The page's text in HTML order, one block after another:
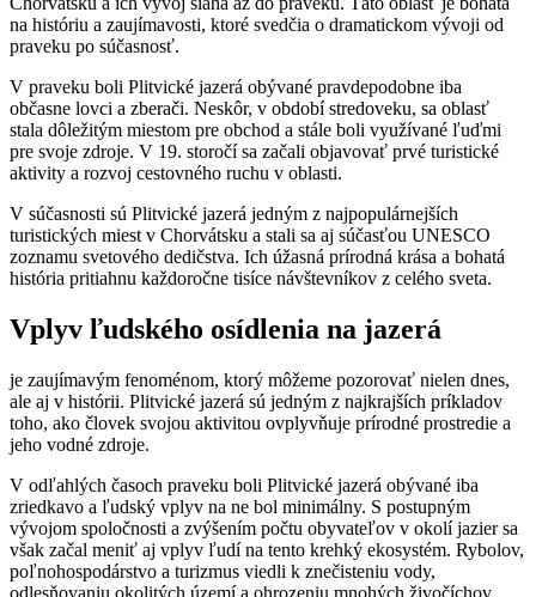
na históriu a zaujímavosti, ktoré svedčia o dramatickom vývoji od
praveku po súčasnosť.
V praveku boli Plitvické jazerá obývané pravdepodobne iba
občasne lovci a zberači. Neskôr, v období stredoveku, sa oblasť
stala dôležitým miestom pre obchod a stále boli využívané ľuďmi
pre svoje zdroje. V 19. storočí sa začali objavovať prvé turistické
aktivity a rozvoj cestovného ruchu v oblasti.
V súčasnosti sú Plitvické jazerá jedným z najpopulárnejších
turistických miest v Chorvátsku a stali sa aj súčasťou UNESCO
zoznamu svetového dedičstva. Ich úžasná prírodná krása a bohatá
história pritiahnu každoročne tisíce návštevníkov z celého sveta.
Vplyv ľudského osídlenia na jazerá
je zaujímavým fenoménom, ktorý môžeme pozorovať nielen dnes,
ale aj v histórii. Plitvické jazerá sú jedným z najkrajších príkladov
toho, ako človek svojou aktivitou ovplyvňuje prírodné prostredie a
jeho vodné zdroje.
V odľahlých časoch praveku boli Plitvické jazerá obývané iba
zriedkavo a ľudský vplyv na ne bol minimálny. S postupným
vývojom spoločnosti a zvýšením počtu obyvateľov v okolí jazier sa
však začal meniť aj vplyv ľudí na tento krehký ekosystém. Rybolov,
poľnohospodárstvo a turizmus viedli k znečisteniu vody,
odlesňovaniu okolitých území a ohrozeniu mnohých živočíchov.